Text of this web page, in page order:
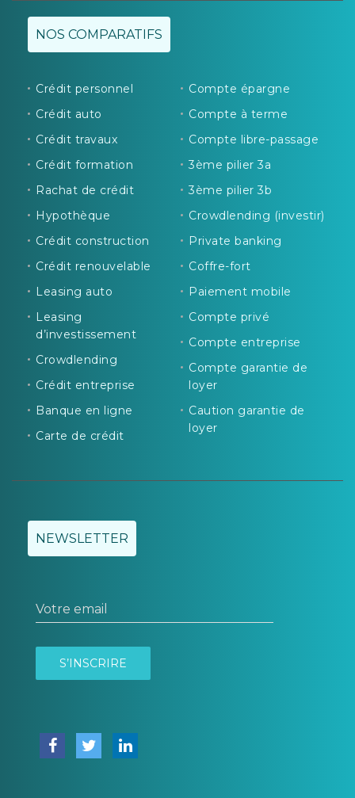
NOS COMPARATIFS
Crédit personnel
Crédit auto
Crédit travaux
Crédit formation
Rachat de crédit
Hypothèque
Crédit construction
Crédit renouvelable
Leasing auto
Leasing
d’investissement
Crowdlending
Crédit entreprise
Banque en ligne
Carte de crédit
Compte épargne
Compte à terme
Compte libre-passage
3ème pilier 3a
3ème pilier 3b
Crowdlending (investir)
Private banking
Coffre-fort
Paiement mobile
Compte privé
Compte entreprise
Compte garantie de
loyer
Caution garantie de
loyer
NEWSLETTER
Votre email
S’INSCRIRE